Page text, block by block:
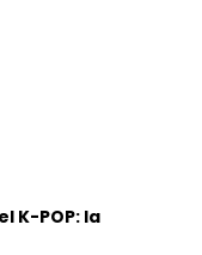
K-POP: la